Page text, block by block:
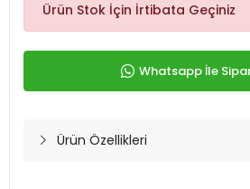
Ürün Stok İçin İrtibata Geçiniz
Whatsapp İle
Ürün Özellikleri